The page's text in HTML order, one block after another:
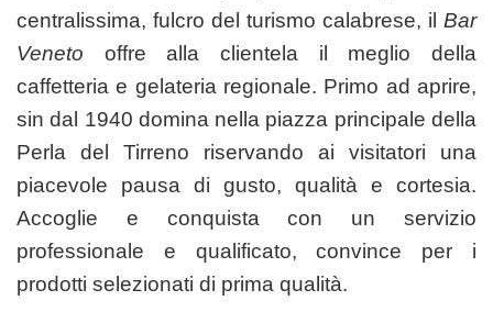
centralissima, fulcro del turismo calabrese, il Bar
Veneto offre alla clientela il meglio della
caffetteria e gelateria regionale. Primo ad aprire,
sin dal 1940 domina nella piazza principale della
Perla del Tirreno riservando ai visitatori una
piacevole pausa di gusto, qualità e cortesia.
Accoglie e conquista con un servizio
professionale e qualificato, convince per i
prodotti selezionati di prima qualità.